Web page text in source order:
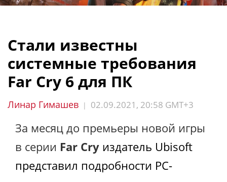
Стали известны
системные требования
Far Cry 6 для ПК
Линар Гимашев | 02.09.2021, 20:58 GMT+3
За месяц до премьеры новой игры
в серии Far Cry издатель Ubisoft
представил подробности PC-